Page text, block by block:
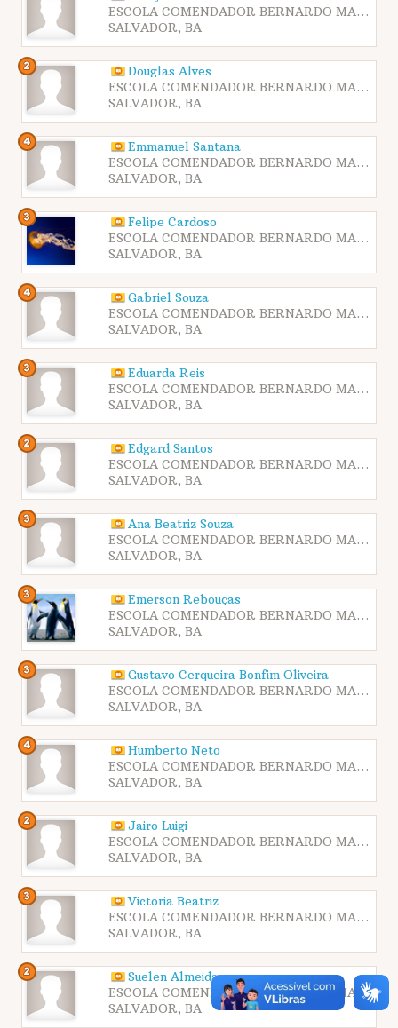
ESCOLA COMENDADOR BERNARDO MARTINS CATHARINO - SESI ITAPAGIPE
SALVADOR, BA
Douglas Alves
ESCOLA COMENDADOR BERNARDO MARTINS CATHARINO - SESI ITAPAGIPE
SALVADOR, BA
Emmanuel Santana
ESCOLA COMENDADOR BERNARDO MARTINS CATHARINO - SESI ITAPAGIPE
SALVADOR, BA
Felipe Cardoso
ESCOLA COMENDADOR BERNARDO MARTINS CATHARINO - SESI ITAPAGIPE
SALVADOR, BA
Gabriel Souza
ESCOLA COMENDADOR BERNARDO MARTINS CATHARINO - SESI ITAPAGIPE
SALVADOR, BA
Eduarda Reis
ESCOLA COMENDADOR BERNARDO MARTINS CATHARINO - SESI ITAPAGIPE
SALVADOR, BA
Edgard Santos
ESCOLA COMENDADOR BERNARDO MARTINS CATHARINO - SESI ITAPAGIPE
SALVADOR, BA
Ana Beatriz Souza
ESCOLA COMENDADOR BERNARDO MARTINS CATHARINO - SESI ITAPAGIPE
SALVADOR, BA
Emerson Rebouças
ESCOLA COMENDADOR BERNARDO MARTINS CATHARINO - SESI ITAPAGIPE
SALVADOR, BA
Gustavo Cerqueira Bonfim Oliveira
ESCOLA COMENDADOR BERNARDO MARTINS CATHARINO - SESI ITAPAGIPE
SALVADOR, BA
Humberto Neto
ESCOLA COMENDADOR BERNARDO MARTINS CATHARINO - SESI ITAPAGIPE
SALVADOR, BA
Jairo Luigi
ESCOLA COMENDADOR BERNARDO MARTINS CATHARINO - SESI ITAPAGIPE
SALVADOR, BA
Victoria Beatriz
ESCOLA COMENDADOR BERNARDO MARTINS CATHARINO - SESI ITAPAGIPE
SALVADOR, BA
Suelen Almeida
ESCOLA COMENDADOR BERNARDO MARTINS CATHARINO - SESI ITAPAGIPE
SALVADOR, BA